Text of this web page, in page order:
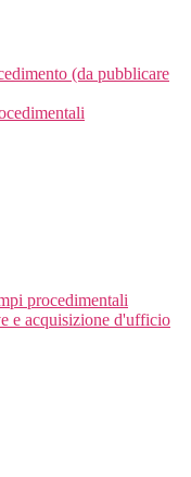
(da pubblicare
procedimentali
e acquisizione d'ufficio